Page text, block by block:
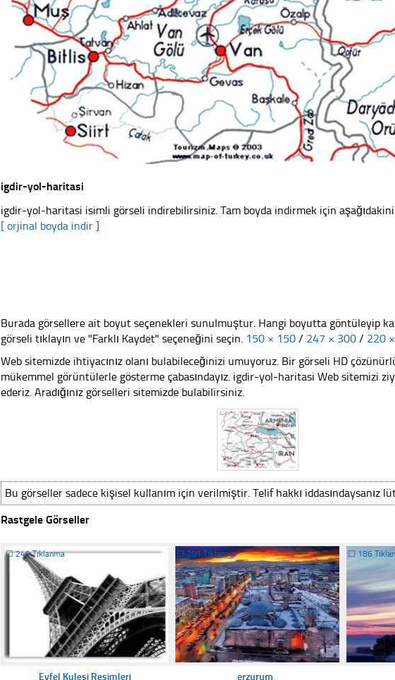
igdir-yol-haritasi
igdir-yol-haritasi isimli görseli indirebilirsiniz. Tam boyda indirmek için aşağıdakini
[ orjinal boyda indir ]
Burada görsellere ait boyut seçenekleri sunulmuştur. Hangi boyutta göntüleyip
görseli tıklayın ve "Farklı Kaydet" seçeneğini seçin. 150 × 150 / 247 × 300 / 220
Web sitemizde ihtiyacınız olanı bulabileceğinizi umuyoruz. Bir görseli HD
mükemmel görüntülerle gösterme çabasındayız. igdir-yol-haritasi Web sitemizi
ederiz. Aradığınız görselleri sitemizde bulabilirsiniz.
Bu görseller sadece kişisel kullanım için verilmiştir. Telif hakkı iddasındaysanız
Rastgele Görseller
☐249 Tıklanma
Eyfel Kulesi Resimleri
☐ 201 Tıklanma
erzurum
☐ 186